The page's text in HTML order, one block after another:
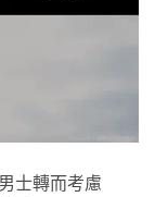
士轉而考慮